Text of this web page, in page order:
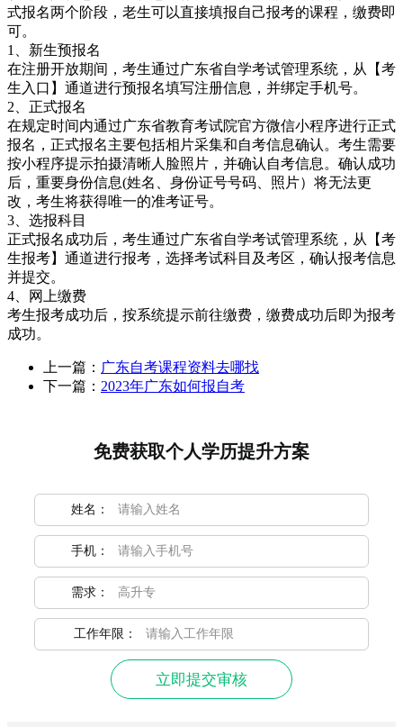
式报名两个阶段，老生可以直接填报自己报考的课程，缴费即
可。
1、新生预报名
在注册开放期间，考生通过广东省自学考试管理系统，从【考
生入口】通道进行预报名填写注册信息，并绑定手机号。
2、正式报名
在规定时间内通过广东省教育考试院官方微信小程序进行正式
报名，正式报名主要包括相片采集和自考信息确认。考生需要
按小程序提示拍摄清晰人脸照片，并确认自考信息。确认成功
后，重要身份信息(姓名、身份证号号码、照片）将无法更
改，考生将获得唯一的准考证号。
3、选报科目
正式报名成功后，考生通过广东省自学考试管理系统，从【考
生报考】通道进行报考，选择考试科目及考区，确认报考信息
并提交。
4、网上缴费
考生报考成功后，按系统提示前往缴费，缴费成功后即为报考
成功。
上一篇： 广东自考课程资料去哪找
下一篇： 2023年广东如何报自考
免费获取个人学历提升方案
姓名：
手机：
需求：
工作年限：
立即提交审核